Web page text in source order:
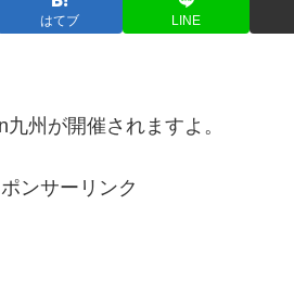
はてブ LINE
州が開催されますよ。
ンサーリンク